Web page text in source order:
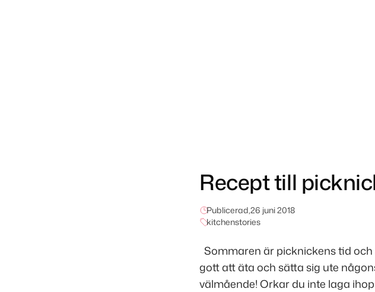
Recept till
Publicerad,26 juni 2018
kitchenstories
Sommaren är picknickens tid
gott att äta och sätta sig ute
välmående! Orkar du inte laga